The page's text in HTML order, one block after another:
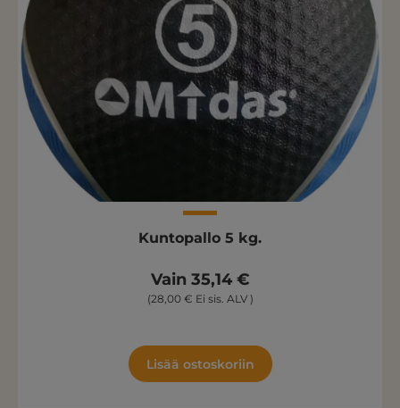
Kuntopallo 5 kg.
Vain 35,14 €
(28,00 € Ei sis. ALV )
Lisää ostoskoriin